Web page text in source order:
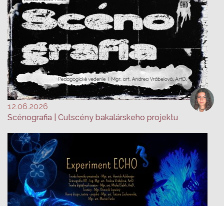
12.06.2026
Scénografia | Cutscény bakalárskeho projektu